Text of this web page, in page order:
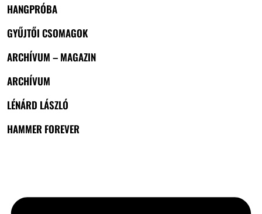
HANGPRÓBA
GYŰJTŐI CSOMAGOK
ARCHÍVUM – MAGAZIN
ARCHÍVUM
LÉNÁRD LÁSZLÓ
HAMMER FOREVER